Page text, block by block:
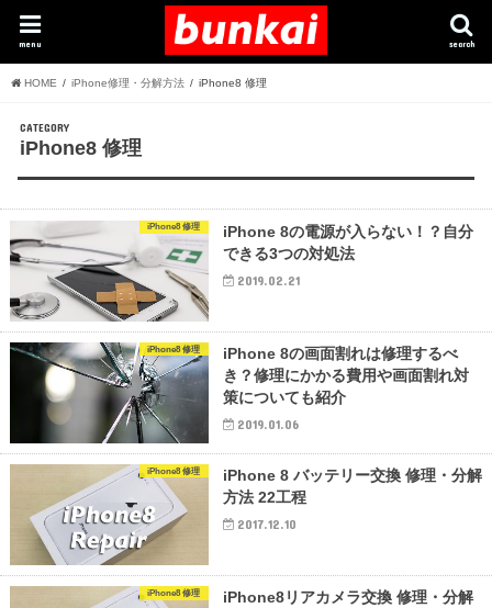
search
menu
HOME iPhone修理・分解方法 iPhone8 修理
CATEGORY
iPhone8 修理
iPhone8 修理
iPhone 8の電源が入らない！？自分
できる3つの対処法
2019.02.21
iPhone8 修理
iPhone 8の画面割れは修理するべ
き？修理にかかる費用や画面割れ対
策についても紹介
2019.01.06
iPhone8 修理
iPhone 8 バッテリー交換 修理・分解
方法 22工程
2017.12.10
iPhone8 修理
iPhone8リアカメラ交換 修理・分解